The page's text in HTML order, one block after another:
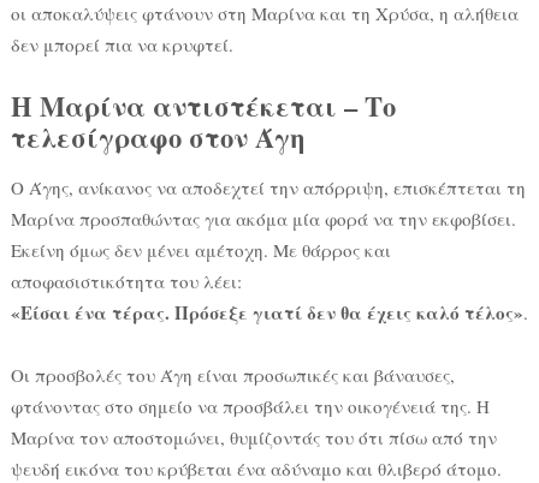
οι αποκαλύψεις φτάνουν στη Μαρίνα και τη Χρύσα, η αλήθεια
δεν μπορεί πια να κρυφτεί.
Η Μαρίνα αντιστέκεται – Το
τελεσίγραφο στον Άγη
Ο Άγης, ανίκανος να αποδεχτεί την απόρριψη, επισκέπτεται τη
Μαρίνα προσπαθώντας για ακόμα μία φορά να την εκφοβίσει.
Εκείνη όμως δεν μένει αμέτοχη. Με θάρρος και
αποφασιστικότητα του λέει:
«Είσαι ένα τέρας. Πρόσεξε γιατί δεν θα έχεις καλό τέλος».
Οι προσβολές του Άγη είναι προσωπικές και βάναυσες,
φτάνοντας στο σημείο να προσβάλει την οικογένειά της. Η
Μαρίνα τον αποστομώνει, θυμίζοντάς του ότι πίσω από την
ψευδή εικόνα του κρύβεται ένα αδύναμο και θλιβερό άτομο.